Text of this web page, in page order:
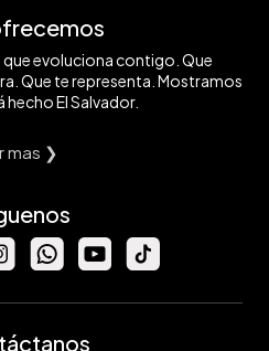
evoluciona contigo. Que
Que te representa. Mostramos
hecho El Salvador.
mas ❯